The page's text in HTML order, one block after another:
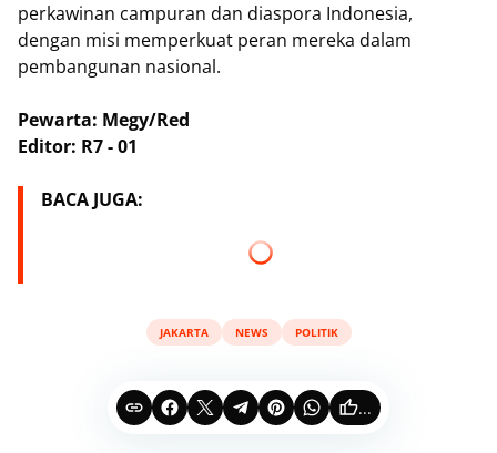
perkawinan campuran dan diaspora Indonesia,
dengan misi memperkuat peran mereka dalam
pembangunan nasional.
Pewarta: Megy/Red
Editor: R7 - 01
BACA JUGA:
JAKARTA NEWS POLITIK
...